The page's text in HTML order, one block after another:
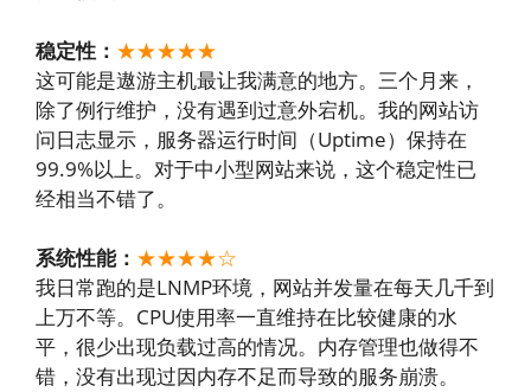
稳定性： ★★★★★
这可能是遨游主机最让我满意的地方。三个月来，
除了例行维护，没有遇到过意外宕机。我的网站访
问日志显示，服务器运行时间（Uptime）保持在
99.9%以上。对于中小型网站来说，这个稳定性已
经相当不错了。
系统性能： ★★★★☆
我日常跑的是LNMP环境，网站并发量在每天几千到
上万不等。CPU使用率一直维持在比较健康的水
平，很少出现负载过高的情况。内存管理也做得不
错，没有出现过因内存不足而导致的服务崩溃。